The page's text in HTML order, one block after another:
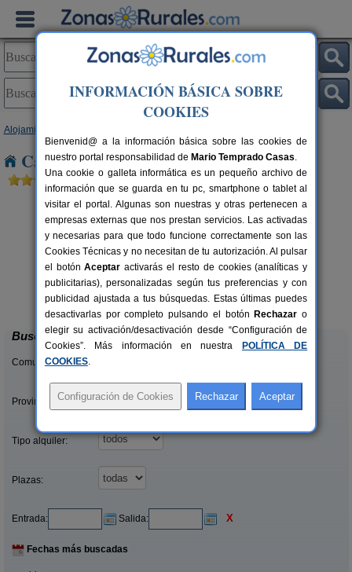
Alojamientos
Casas Rurales cerca de Quismondo
11 pers.
desde30 €
Casa Las Alberquillas
El Real de San Vicente (Toledo)
Buscar
Comunidades:
Provincias/Islas:
Tipo alquiler:
Plazas:
Entrada: Salida: X
Fechas más buscadas
INFORMACIÓN BÁSICA SOBRE
COOKIES
Bienvenid@ a la información básica sobre las cookies de
nuestro portal responsabilidad de Mario Temprado Casas.
Una cookie o galleta informática es un pequeño archivo de
información que se guarda en tu pc, smartphone o tablet al
visitar el portal. Algunas son nuestras y otras pertenecen a
empresas externas que nos prestan servicios. Las activadas
y necesarias para que todo funcione correctamente son las
Cookies Técnicas y no necesitan de tu autorización. Al pulsar
el botónAceptar activarás el resto de cookies (analíticas y
publicitarias), personalizadas según tus preferencias y con
publicidad ajustada a tus búsquedas. Estas últimas puedes
desactivarlas por completo pulsando el botón Rechazar o
elegir su activación/desactivación desde “Configuración de
Cookies”. Más información en nuestra
POLÍTICA DE
COOKIES.